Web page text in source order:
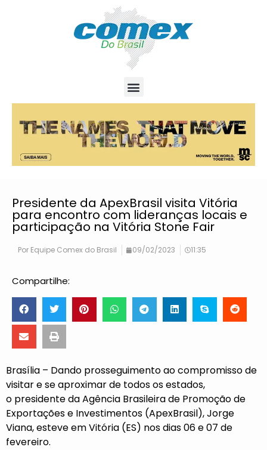
Presidente da ApexBrasil visita Vitória
para encontro com lideranças locais e
participação na Vitória Stone Fair
Por Equipe Comex do Brasil 09/02/2023 11:35
Compartilhe:
Brasília – Dando prosseguimento ao compromisso de
visitar e se aproximar de todos os estados,
o presidente da Agência Brasileira de Promoção de
Exportações e Investimentos (ApexBrasil), Jorge
Viana, esteve em Vitória (ES) nos dias 06 e 07 de
fevereiro.